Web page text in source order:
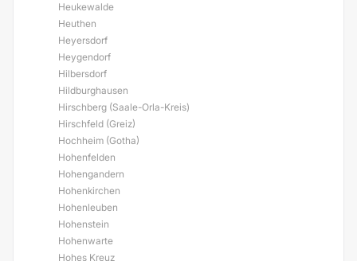
Heukewalde
Heuthen
Heyersdorf
Heygendorf
Hilbersdorf
Hildburghausen
Hirschberg (Saale-Orla-Kreis)
Hirschfeld (Greiz)
Hochheim (Gotha)
Hohenfelden
Hohengandern
Hohenkirchen
Hohenleuben
Hohenstein
Hohenwarte
Hohes Kreuz